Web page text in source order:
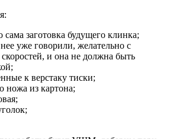
сама заготовка будущего клинка;
уже говорили, желательно с
и она не должна быть
к верстаку тиски;
ножа из картона;